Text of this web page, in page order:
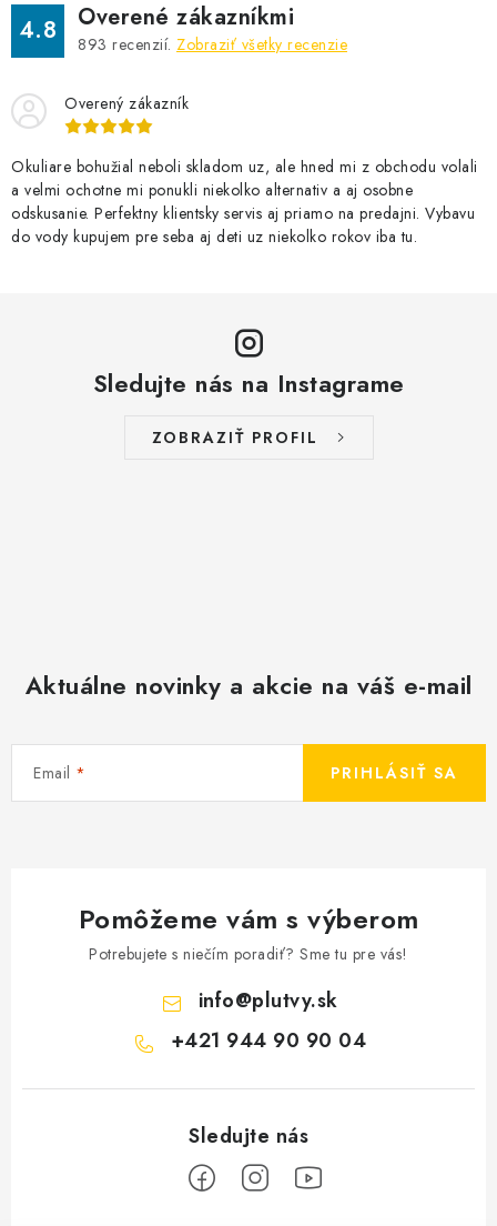
4.8 Overené zákazníkmi
893 recenzií. Zobraziť všetky recenzie
Overený zákazník
Okuliare bohužial neboli skladom uz, ale hned mi z obchodu volali
a velmi ochotne mi ponukli niekolko alternativ a aj osobne
odskusanie. Perfektny klientsky servis aj priamo na predajni. Vybavu
do vody kupujem pre seba aj deti uz niekolko rokov iba tu.
Sledujte nás na Instagrame
ZOBRAZIŤ PROFIL
Aktuálne novinky a akcie na váš e-mail
Email PRIHLÁSIŤ SA
Pomôžeme vám s výberom
Potrebujete s niečím poradiť? Sme tu pre vás!
info@plutvy.sk
+421 944 90 90 04